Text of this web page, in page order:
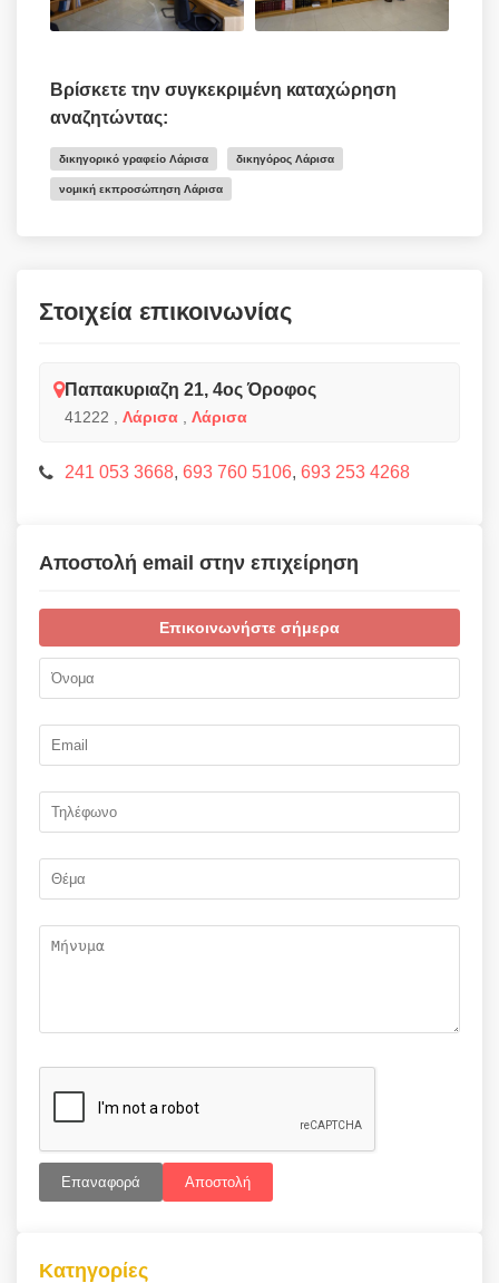
Βρίσκετε την συγκεκριμένη καταχώρηση
αναζητώντας:
δικηγορικό γραφείο Λάρισα δικηγόρος Λάρισα
νομική εκπροσώπηση Λάρισα
Στοιχεία επικοινωνίας
Παπακυριαζη 21, 4ος Όροφος
41222 Λάρισα Λάρισα
241 053 3668, 693 760 5106, 693 253 4268
Αποστολή email στην επιχείρηση
Επικοινωνήστε σήμερα
Επαναφορά Αποστολή
Κατηγορίες